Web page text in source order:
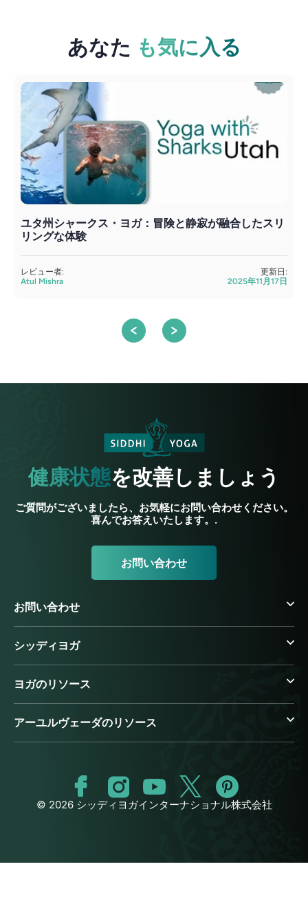
あなた も気に入る
ユタ州シャークス・ヨガ：冒険と静寂が融合したスリ
リングな体験
レビュー者:
Atul Mishra
更新日:
2025年11月17日
健康状態を改善しましょう
ご質問がございましたら、お気軽にお問い合わせください。
喜んでお答えいたします。.
お問い合わせ
お問い合わせ
シッディヨガ
ヨガのリソース
アーユルヴェーダのリソース
© 2026 シッディヨガインターナショナル株式会社